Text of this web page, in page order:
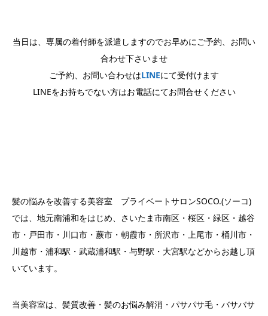
当日は、専属の着付師を派遣しますのでお早めにご予約、お問い
合わせ下さいませ
ご予約、お問い合わせはLINEにて受付けます
LINEをお持ちでない方はお電話にてお問合せください
髪の悩みを改善する美容室 プライベートサロンSOCO.(ソーコ)
では、地元南浦和をはじめ、さいたま市南区・桜区・緑区・越谷
市・戸田市・川口市・蕨市・朝霞市・所沢市・上尾市・桶川市・
川越市・浦和駅・武蔵浦和駅・与野駅・大宮駅などからお越し頂
いています。
当美容室は、髪質改善・髪のお悩み解消・パサパサ毛・バサバサ